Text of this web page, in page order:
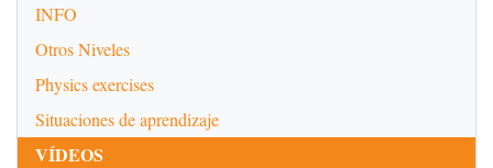
INFO
Otros Niveles
Physics exercises
Situaciones de aprendizaje
VÍDEOS